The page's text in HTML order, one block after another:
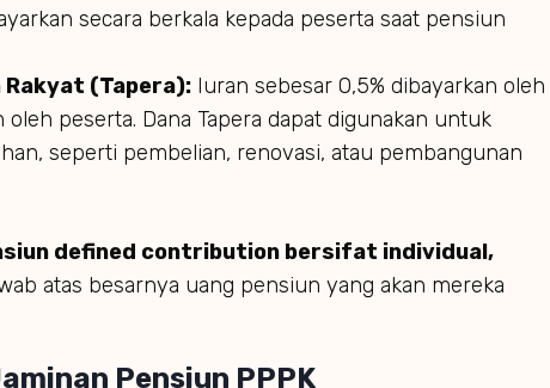
secara berkala kepada peserta saat pensiun
Rakyat (Tapera): Iuran sebesar 0,5% dibayarkan oleh
peserta. Dana Tapera dapat digunakan untuk
seperti pembelian, renovasi, atau pembangunan
defined contribution bersifat individual,
atas besarnya uang pensiun yang akan mereka
Pensiun PPPK